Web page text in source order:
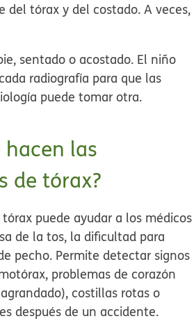
del tórax y del costado. A veces,
sentado o acostado. El niño
radiografía para que las
puede tomar otra.
hacen las
de tórax?
puede ayudar a los médicos
de la tos, la dificultad para
pecho. Permite detectar signos
problemas de corazón
costillas rotas o
después de un accidente.